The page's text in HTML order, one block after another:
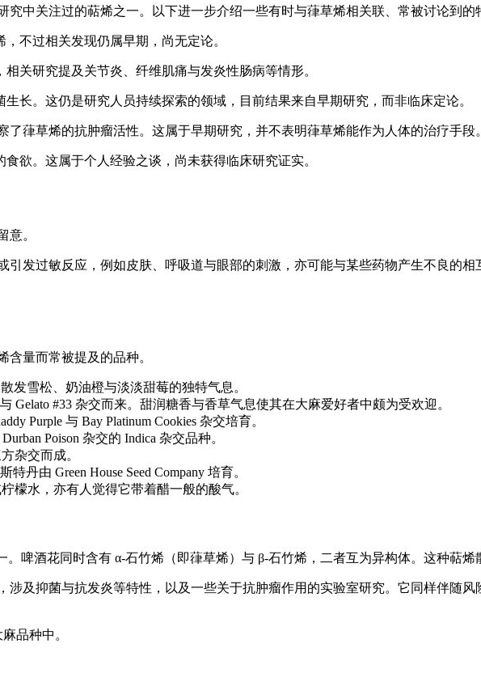
中关注过的萜烯之一。以下进一步介绍一些有时与葎草烯相关联、常被讨论到的
不过相关发现仍属早期，尚无定论。
关研究提及关节炎、纤维肌痛与发炎性肠病等情形。
长。这仍是研究人员持续探索的领域，目前结果来自早期研究，而非临床定论。
了葎草烯的抗肿瘤活性。这属于早期研究，并不表明葎草烯能作为人体的治疗手段。
欲。这属于个人经验之谈，尚未获得临床研究证实。
意。
发过敏反应，例如皮肤、呼吸道与眼部的刺激，亦可能与某些药物产生不良的
量而常被提及的品种。
发雪松、奶油橙与淡淡甜莓的独特气息。
Gelato #33 杂交而来。甜润糖香与香草气息使其在大麻爱好者中颇为受欢迎。
Purple 与 Bay Platinum Cookies 杂交培育。
Poison 杂交的 Indica 杂交品种。
杂交而成。
丹由 Green House Seed Company 培育。
檬水，亦有人觉得它带着醋一般的酸气。
啤酒花同时含有 α-石竹烯（即葎草烯）与 β-石竹烯，二者互为异构体。这种萜烯
及抑菌与抗发炎等特性，以及一些关于抗肿瘤作用的实验室研究。它同样伴随
品种中。